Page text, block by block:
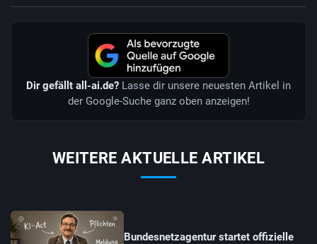
Dir gefällt all-ai.de? Lasse dir unsere neuesten Artikel in
der Google-Suche ganz oben anzeigen!
WEITERE AKTUELLE ARTIKEL
Bundesnetzagentur startet offizielle